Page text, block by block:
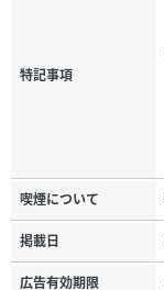
特記事項
喫煙について
掲載日
広告有効期限